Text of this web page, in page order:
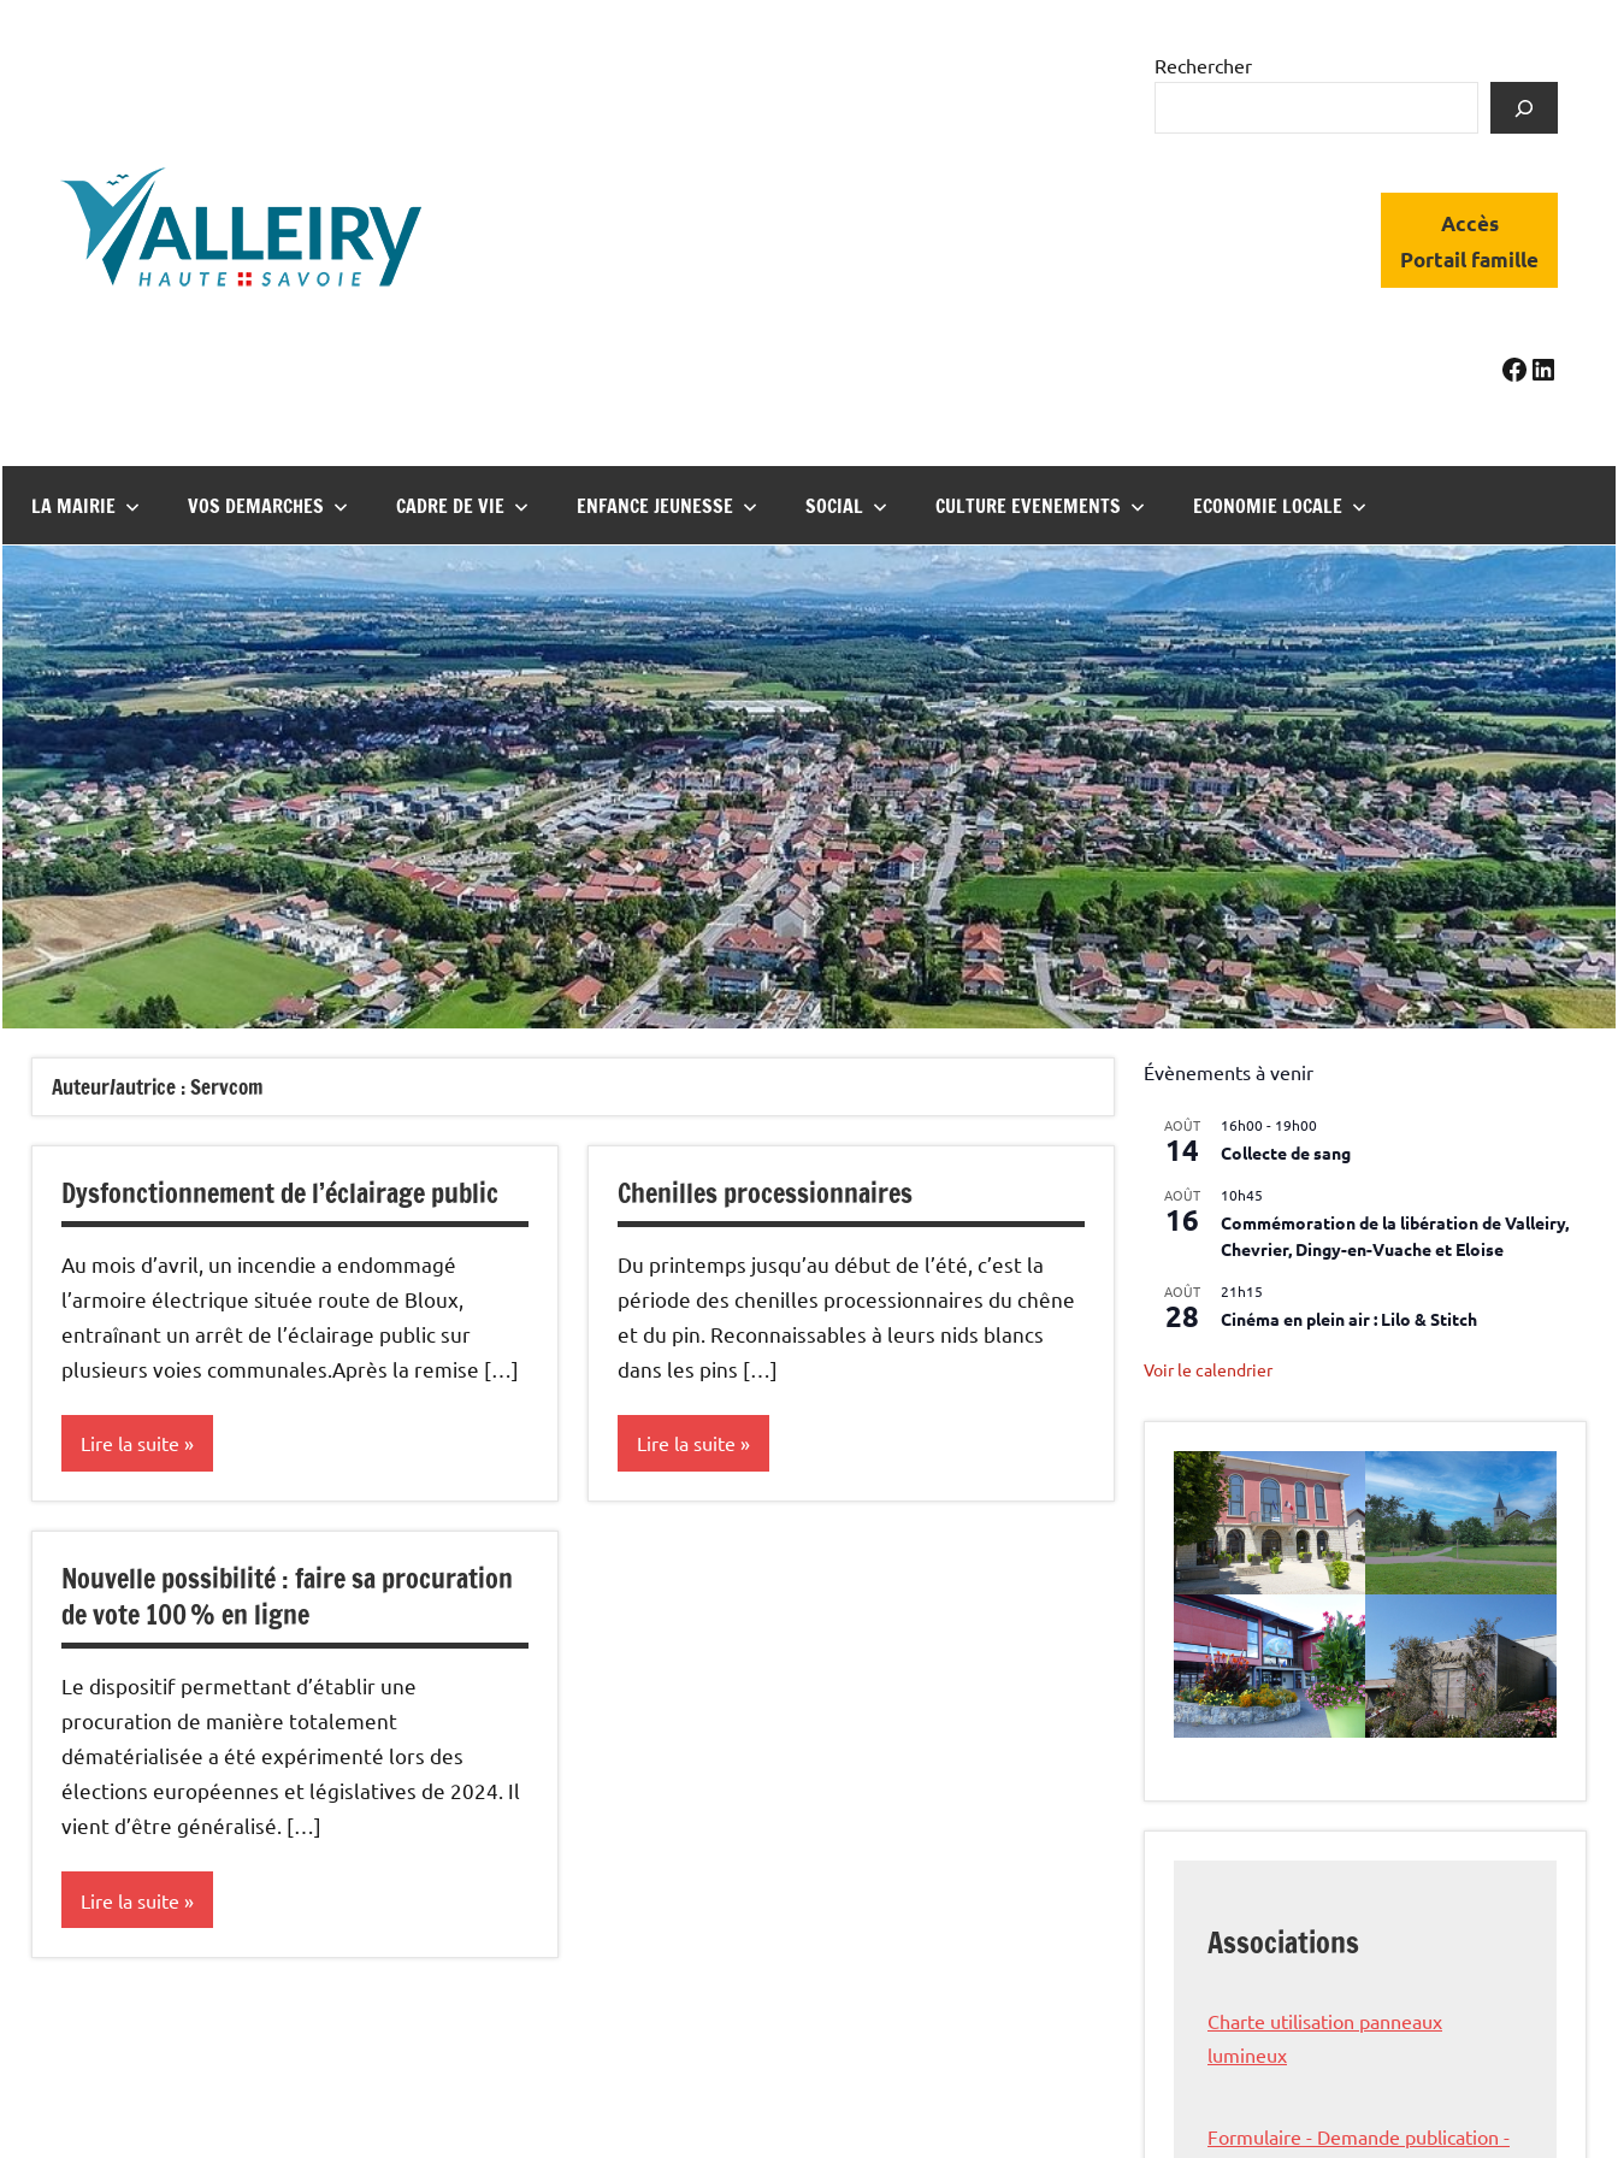
Rechercher
Accès
Portail famille
https://
LA MAIRIE VOS DEMARCHES CADRE DE VIE ENFANCE JEUNESSE SOCIAL CULTURE EVENEMENTS ECONOMIE LOCALE
Auteur/autrice :Servcom
Dysfonctionnement de l’éclairage public
Au mois d’avril, un incendie a endommagé
l’armoire électrique située route de Bloux,
entraînant un arrêt de l’éclairage public sur
plusieurs voies communales.Après la remise […]
Lire la suite
Chenilles processionnaires
Du printemps jusqu’au début de l’été, c’est la
période des chenilles processionnaires du chêne
et du pin. Reconnaissables à leurs nids blancs
dans les pins […]
Lire la suite
Nouvelle possibilité : faire sa procuration
de vote 100 % en ligne
Le dispositif permettant d’établir une
procuration de manière totalement
dématérialisée a été expérimenté lors des
élections européennes et législatives de 2024. Il
vient d’être généralisé. […]
Lire la suite
Évènements à venir
AOÛT
14
16h00- 19h00
Collecte de sang
AOÛT
16
10h45
Commémoration de la libération de Valleiry,
Chevrier, Dingy-en-Vuache et Eloise
AOÛT
28
21h15
Cinéma en plein air : Lilo & Stitch
Voir le calendrier
Associations
Charte utilisation panneaux
lumineux
Formulaire - Demande publication -